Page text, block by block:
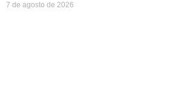
7 de agosto de 2026